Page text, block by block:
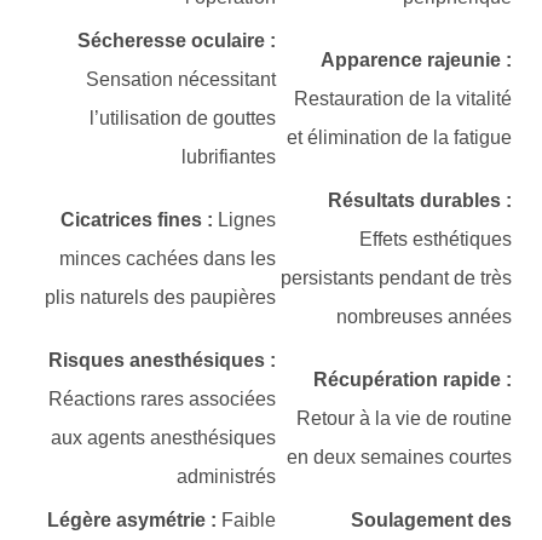
Apparence rajeunie :
Restauration de la vitalité
et élimination de la fatigue
Sécheresse oculaire :
Sensation nécessitant
l’utilisation de gouttes
lubrifiantes
Résultats durables :
Effets esthétiques
persistants pendant de très
nombreuses années
Cicatrices fines : Lignes
minces cachées dans les
plis naturels des paupières
Récupération rapide :
Retour à la vie de routine
en deux semaines courtes
Risques anesthésiques :
Réactions rares associées
aux agents anesthésiques
administrés
Soulagement des
Légère asymétrie : Faible